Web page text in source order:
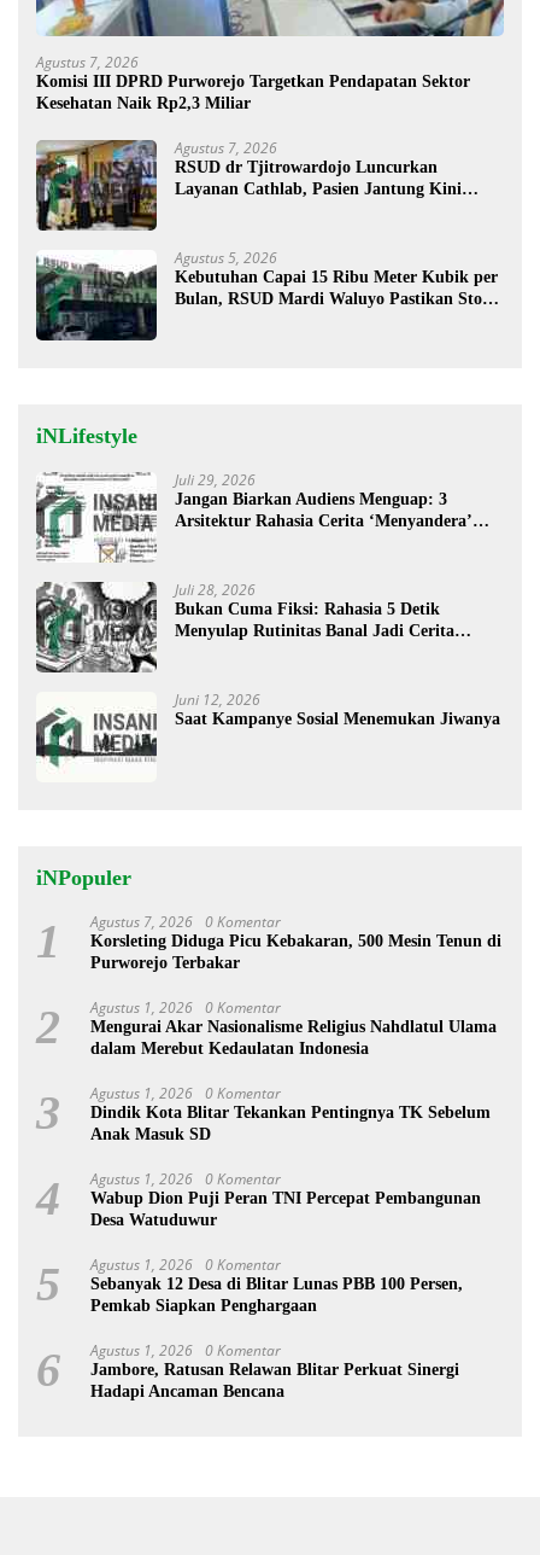
Agustus 7, 2026
Komisi III DPRD Purworejo Targetkan Pendapatan Sektor
Kesehatan Naik Rp2,3 Miliar
Agustus 7, 2026
RSUD dr Tjitrowardojo Luncurkan
Layanan Cathlab, Pasien Jantung Kini
Agustus 5, 2026
Kebutuhan Capai 15 Ribu Meter Kubik per
Bulan, RSUD Mardi Waluyo Pastikan Stok
iNLifestyle
Juli 29, 2026
Jangan Biarkan Audiens Menguap: 3
Arsitektur Rahasia Cerita ‘Menyandera’
Juli 28, 2026
Bukan Cuma Fiksi: Rahasia 5 Detik
Menyulap Rutinitas Banal Jadi Cerita
Juni 12, 2026
Saat Kampanye Sosial Menemukan Jiwanya
iNPopuler
1 Agustus 7, 2026 0 Komentar
Korsleting Diduga Picu Kebakaran, 500 Mesin Tenun di
Purworejo Terbakar
2 Agustus 1, 2026 0 Komentar
Mengurai Akar Nasionalisme Religius Nahdlatul Ulama
dalam Merebut Kedaulatan Indonesia
3 Agustus 1, 2026 0 Komentar
Dindik Kota Blitar Tekankan Pentingnya TK Sebelum
Anak Masuk SD
4 Agustus 1, 2026 0 Komentar
Wabup Dion Puji Peran TNI Percepat Pembangunan
Desa Watuduwur
5 Agustus 1, 2026 0 Komentar
Sebanyak 12 Desa di Blitar Lunas PBB 100 Persen,
Pemkab Siapkan Penghargaan
6 Agustus 1, 2026 0 Komentar
Jambore, Ratusan Relawan Blitar Perkuat Sinergi
Hadapi Ancaman Bencana